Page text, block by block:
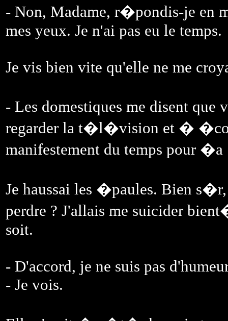
- Non, Madame, r�pondis-je en
mes yeux. Je n'ai pas eu le temps.
Je vis bien vite qu'elle ne me
- Les domestiques me disent que
regarder la t�l�vision et �
manifestement du temps pour �a
Je haussai les �paules. Bien
perdre ? J'allais me suicider
soit.
- D'accord, je ne suis pas
- Je vois.